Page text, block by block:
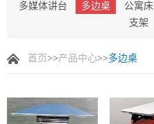
多媒体讲台
多边桌 公寓床
支架
首页>>产品中心>>多边桌